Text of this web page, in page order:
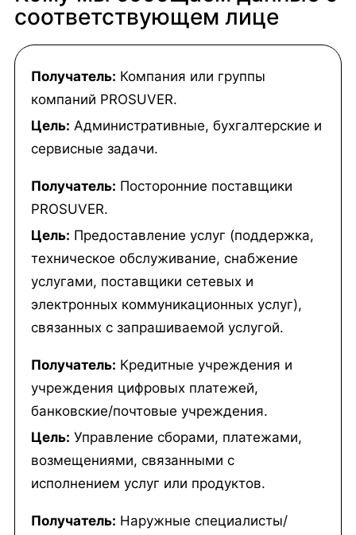
соответствующем лице
Получатель: Компания или группы
компаний PROSUVER.
Цель: Административные, бухгалтерские и
сервисные задачи.
Получатель: Посторонние поставщики
PROSUVER.
Цель: Предоставление услуг (поддержка,
техническое обслуживание, снабжение
услугами, поставщики сетевых и
электронных коммуникационных услуг),
связанных с запрашиваемой услугой.
Получатель: Кредитные учреждения и
учреждения цифровых платежей,
банковские/почтовые учреждения.
Цель: Управление сборами, платежами,
возмещениями, связанными с
исполнением услуг или продуктов.
Получатель: Наружные специалисты/